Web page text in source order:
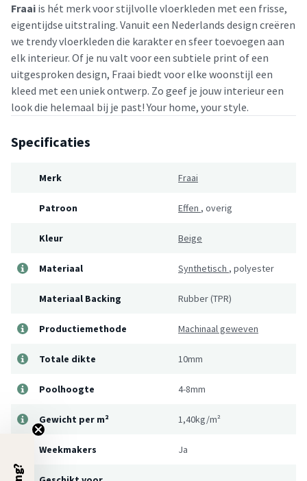
Fraai is hét merk voor stijlvolle vloerkleden met een frisse,
eigentijdse uitstraling. Vanuit een Nederlands design creëren
we trendy vloerkleden die karakter en sfeer toevoegen aan
elk interieur. Of je nu valt voor een subtiele print of een
uitgesproken design, Fraai biedt voor elke woonstijl een
kleed met een uniek ontwerp. Zo geef je jouw interieur een
look die helemaal bij je past! Your home, your style.
Specificaties
Merk Fraai
Patroon Effen , overig
Kleur Beige
Materiaal Synthetisch , polyester
Materiaal Backing Rubber (TPR)
Productiemethode Machinaal geweven
Totale dikte 10mm
Poolhoogte 4-8mm
Gewicht per m² 1,40kg/m²
Weekmakers Ja